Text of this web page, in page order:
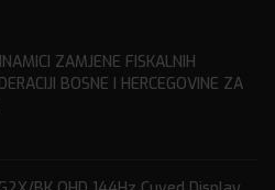
ZAMJENE FISKALNIH
BOSNE I HERCEGOVINE ZA